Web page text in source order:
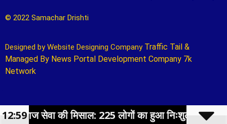
© 2022 Samachar Drishti
Designed by Website Designing Company Traffic Tail &
Managed By News Portal Development Company 7k
Network
की मिसाल: 225 लोगों का हुआ निःशुल्क स्वास्थ्य परीक्षण
12:59